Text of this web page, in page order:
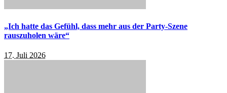
„Ich hatte das Gefühl, dass mehr aus der Party-Szene
rauszuholen wäre“
17. Juli 2026